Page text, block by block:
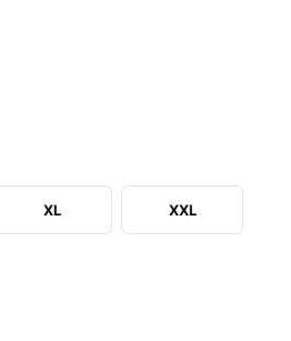
XL XXL